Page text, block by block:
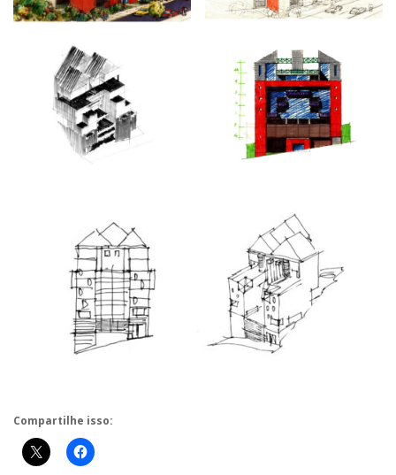
Compartilhe isso: